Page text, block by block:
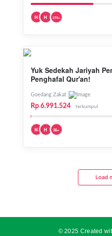
H H 270+
Yuk Sedekah Jariyah
Penghafal Qur'an!
Goedang Zakat
Rp 6.991.524 terkumpul
N H 36+
Load
© 2025 Created